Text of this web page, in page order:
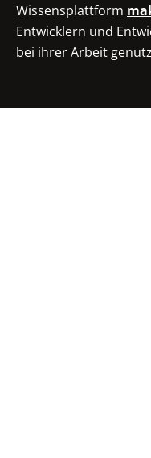
Wissensplattform
Entwicklern und
bei ihrer Arbeit